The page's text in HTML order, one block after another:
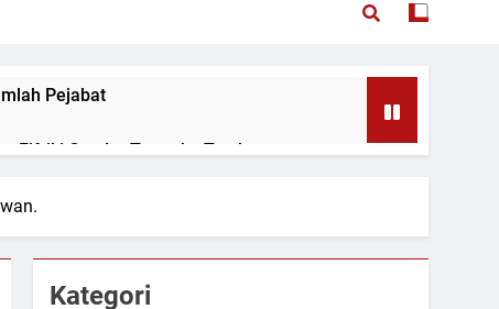
Pejabat
Fifriki Candra Turun ke Tombang
Kategori